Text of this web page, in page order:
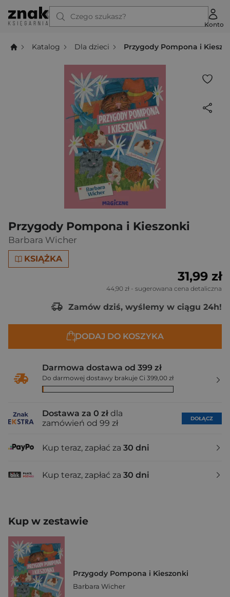
Czego szukasz?
Konto
Katalog Dla dzieci Przygody Pompona i
Przygody Pompona i Kieszonki
Barbara Wicher
KSIĄŻKA
31,99 zł
44,90 zł - sugerowana cena detaliczna
Zamów dziś, wyślemy w ciągu 24h!
DODAJ DO KOSZYKA
Darmowa dostawa od 399 zł
Do darmowej dostawy brakuje Ci 399,00 zł
Dostawa za 0 zł dla
zamówień od 99 zł
DOŁĄCZ
Kup teraz, zapłać za 30 dni
Kup teraz, zapłać za 30 dni
Kup w zestawie
Przygody Pompona i Kieszonki
Barbara Wicher